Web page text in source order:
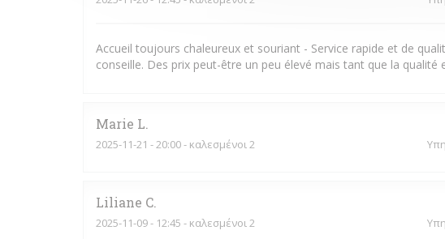
Accueil toujours chaleureux et souriant - Service rapide et de
conseille. Des prix peut-être un peu élevé mais tant que la qualité
Marie L
2025-11-21 - 20:00 - καλεσμένοι 2
Liliane C
2025-11-09- 12:45 - καλεσμένοι 2